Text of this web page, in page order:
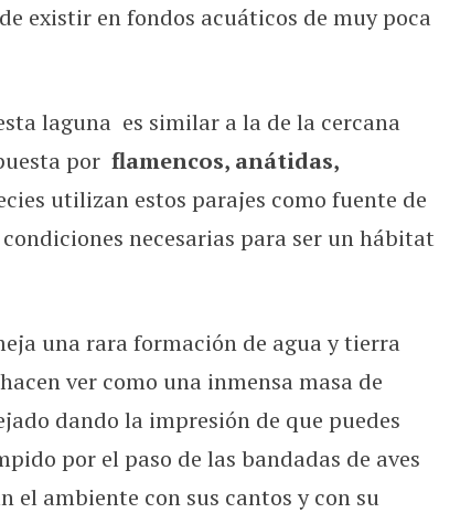
existir en fondos acuáticos de muy poca
laguna es similar a la de la cercana
por flamencos, anátidas,
utilizan estos parajes como fuente de
necesarias para ser un hábitat
una rara formación de agua y tierra
ver como una inmensa masa de
dando la impresión de que puedes
por el paso de las bandadas de aves
el ambiente con sus cantos y con su